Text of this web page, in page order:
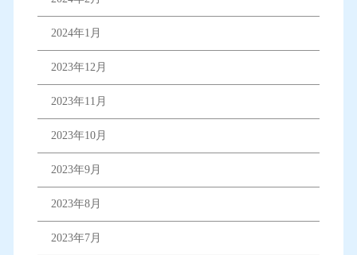
2024年1月
2023年12月
2023年11月
2023年10月
2023年9月
2023年8月
2023年7月